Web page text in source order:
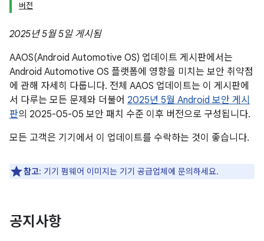
버전
2025년 5월 5일 게시됨
AAOS(Android Automotive OS) 업데이트 게시판에서는
Android Automotive OS 플랫폼에 영향을 미치는 보안 취약점
에 관해 자세히 다룹니다. 전체 AAOS 업데이트는 이 게시판에
서 다루는 모든 문제와 더불어 2025년 5월 Android 보안 게시
판의 2025-05-05 보안 패치 수준 이후 버전으로 구성됩니다.
모든 고객은 기기에서 이 업데이트를 수락하는 것이 좋습니다.
참고: 기기 펌웨어 이미지는 기기 공급업체에 문의하세요.
공지사항